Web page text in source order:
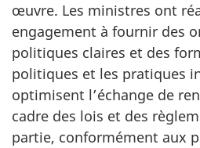
œuvre. Les ministres ont
engagement à fournir des
politiques claires et des
politiques et les pratiques
optimisent l’échange de
cadre des lois et des
partie, conformément aux